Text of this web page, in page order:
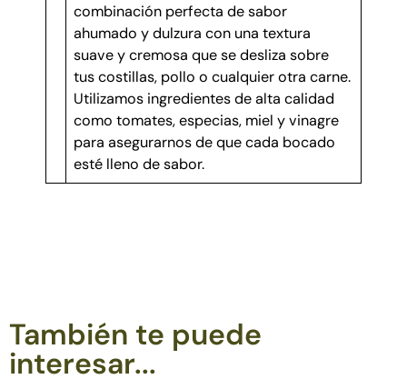
combinación perfecta de sabor
ahumado y dulzura con una textura
suave y cremosa que se desliza sobre
tus costillas, pollo o cualquier otra carne.
Utilizamos ingredientes de alta calidad
como tomates, especias, miel y vinagre
para asegurarnos de que cada bocado
esté lleno de sabor.
También te puede
interesar...